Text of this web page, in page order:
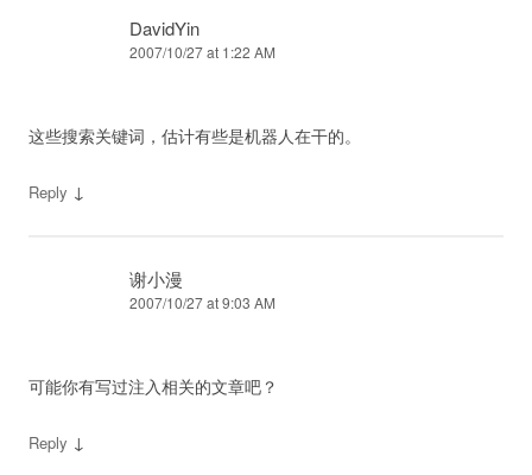
DavidYin
2007/10/27 at 1:22 AM
这些搜索关键词，估计有些是机器人在干的。
Reply ↓
谢小漫
2007/10/27 at 9:03 AM
可能你有写过注入相关的文章吧？
Reply ↓